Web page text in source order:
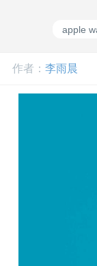
apple
作者： 李雨晨